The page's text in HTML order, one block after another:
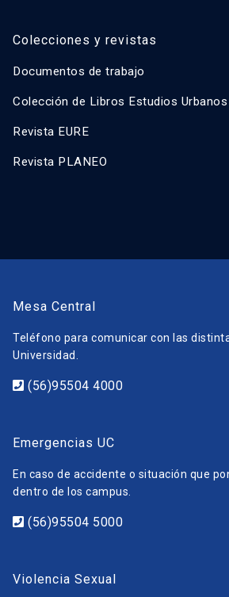
Colecciones y revistas
Documentos de trabajo
Colección de Libros Estudios Urbanos
Revista EURE
Revista PLANEO
Mesa Central
Teléfono para comunicar con las
Universidad.
(56)95504 4000
Emergencias UC
En caso de accidente o situación que
dentro de los campus.
(56)95504 5000
Violencia Sexual